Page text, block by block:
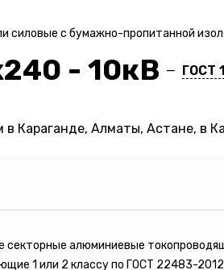
силовые с бумажно-пропитанной
- 10кВ — ГОСТ
в Караганде, Алматы, Астане, в
секторные алюминиевые
1 или 2 классу по ГОСТ 22483-2012